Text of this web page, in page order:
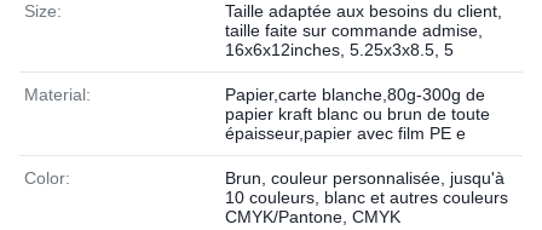
Size:
Taille adaptée aux besoins du client,
taille faite sur commande admise,
16x6x12inches, 5.25x3x8.5, 5
Material:
Papier,carte blanche,80g-300g de
papier kraft blanc ou brun de toute
épaisseur,papier avec film PE e
Color:
Brun, couleur personnalisée, jusqu'à
10 couleurs, blanc et autres couleurs
CMYK/Pantone, CMYK